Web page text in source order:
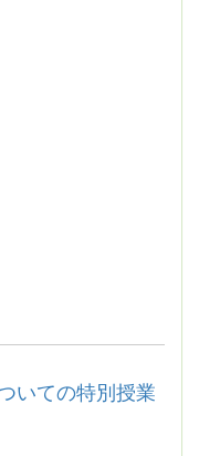
いての特別授業